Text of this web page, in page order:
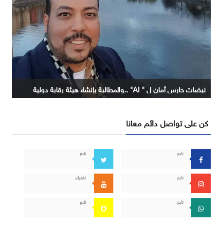
نبضات حارس أمان ل " AI" ..والمطالبة بإنشاء هيئة رقابة دولية
كن على تواصل دائم معانا
تابع تابع
تابع اشترك
تابع تابع